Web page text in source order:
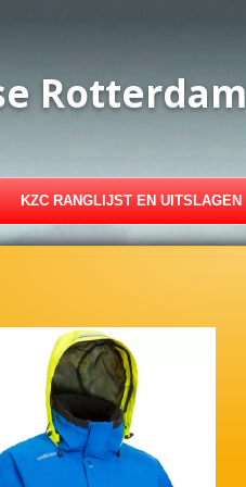
Rotterdam
KZC RANGLIJST EN UITSLAGEN